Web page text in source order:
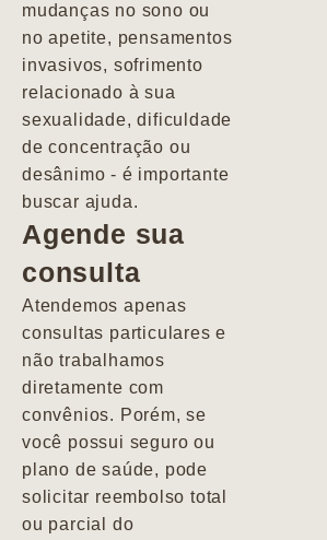
mudanças no sono ou
no apetite, pensamentos
invasivos, sofrimento
relacionado à sua
sexualidade, dificuldade
de concentração ou
desânimo - é importante
buscar ajuda.
Agende sua
consulta
Atendemos apenas
consultas particulares e
não trabalhamos
diretamente com
convênios. Porém, se
você possui seguro ou
plano de saúde, pode
solicitar reembolso total
ou parcial do